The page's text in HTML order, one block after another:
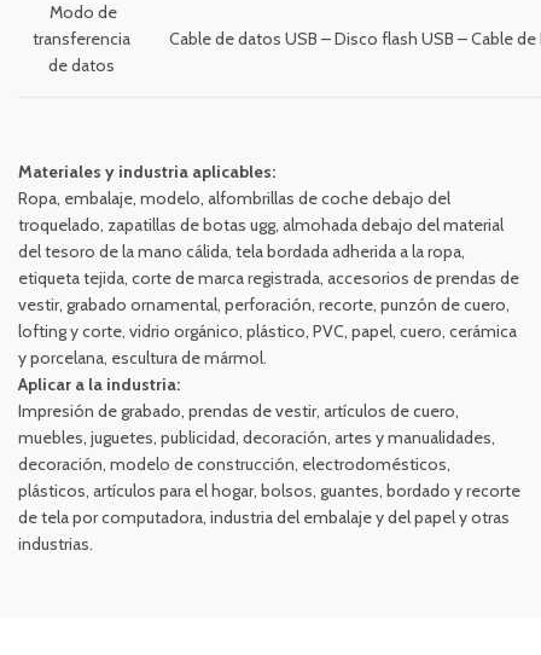
Modo de
transferencia
de datos
Cable de datos USB – Disco flash USB – Cable de
Materiales y industria aplicables:
Ropa, embalaje, modelo, alfombrillas de coche debajo del
troquelado, zapatillas de botas ugg, almohada debajo del material
del tesoro de la mano cálida, tela bordada adherida a la ropa,
etiqueta tejida, corte de marca registrada, accesorios de prendas de
vestir, grabado ornamental, perforación, recorte, punzón de cuero,
lofting y corte, vidrio orgánico, plástico, PVC, papel, cuero, cerámica
y porcelana, escultura de mármol.
Aplicar a la industria:
Impresión de grabado, prendas de vestir, artículos de cuero,
muebles, juguetes, publicidad, decoración, artes y manualidades,
decoración, modelo de construcción, electrodomésticos,
plásticos, artículos para el hogar, bolsos, guantes, bordado y recorte
de tela por computadora, industria del embalaje y del papel y otras
industrias.